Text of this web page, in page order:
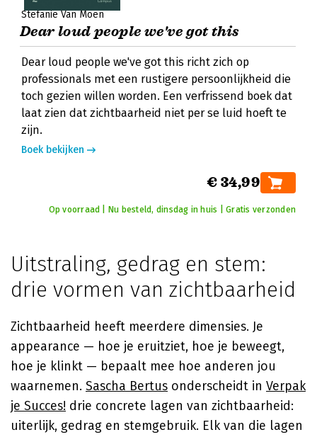
Stefanie Van Moen
Dear loud people we've got this
Dear loud people we've got this richt zich op
professionals met een rustigere persoonlijkheid die
toch gezien willen worden. Een verfrissend boek dat
laat zien dat zichtbaarheid niet per se luid hoeft te
zijn.
Boek bekijken
€ 34,99
Op voorraad | Nu besteld, dinsdag in huis | Gratis verzonden
Uitstraling, gedrag en stem:
drie vormen van zichtbaarheid
Zichtbaarheid heeft meerdere dimensies. Je
appearance — hoe je eruitziet, hoe je beweegt,
hoe je klinkt — bepaalt mee hoe anderen jou
waarnemen. Sascha Bertus onderscheidt in Verpak
je Succes! drie concrete lagen van zichtbaarheid:
uiterlijk, gedrag en stemgebruik. Elk van die lagen